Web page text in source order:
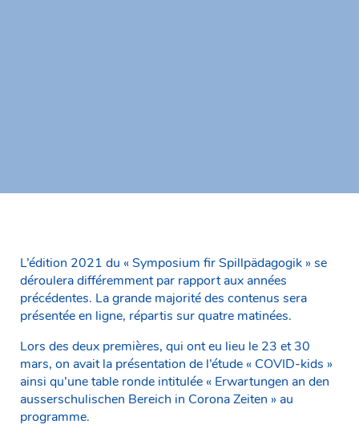
L’édition 2021 du « Symposium fir Spillpädagogik » se
déroulera différemment par rapport aux années
précédentes. La grande majorité des contenus sera
présentée en ligne, répartis sur quatre matinées.
Lors des deux premières, qui ont eu lieu le 23 et 30
mars, on avait la présentation de l’étude « COVID-kids »
ainsi qu’une table ronde intitulée « Erwartungen an den
ausserschulischen Bereich in Corona Zeiten » au
programme.